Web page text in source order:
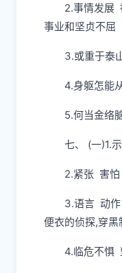
2.事情发展
事业和坚贞不屈
3.或重于泰
4.身躯怎能
5.何当金络
七、 (一)1.
2.紧张 害怕
3.语言 动
便衣的侦探,穿
4.临危不惧